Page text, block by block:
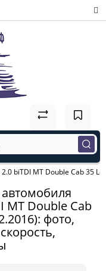
biTDI MT Double Cab 35
автомобиля
MT Double Cab
фото,